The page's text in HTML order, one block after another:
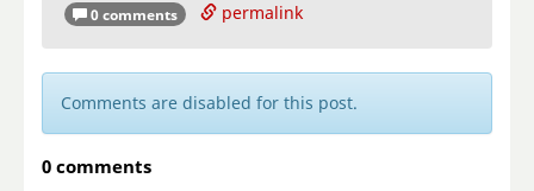
0 comments permalink
Comments are disabled for this post.
0 comments